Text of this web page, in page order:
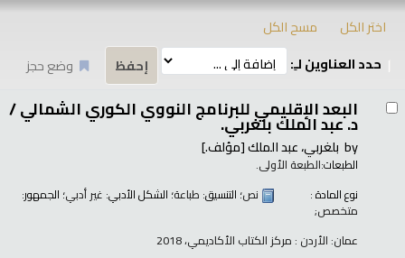
اختر الكل
مسح الكل
حدد العناوين لـِ:
وضع حجز
البعد الإقليمي للبرنامج النووي الكوري الشمالي /
د. عبد الملك بلغربي.
by بلغربي، عبد الملك[مؤلف.]
الطبعات:الطبعة الأولى.
نوع المادة :
نص؛ التنسيق: طباعة؛ الشكل الأدبي: غير أدبي؛ الجمهور:
متخصص;
عمان: الأردن : مركز الكتاب الأكاديمي، 2018